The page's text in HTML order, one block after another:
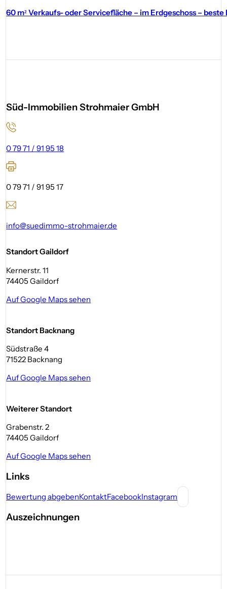
60 m² Verkaufs- oder Servicefläche – im Erdgeschoss –
Süd-Immobilien Strohmaier GmbH
0 79 71 / 91 95 18
0 79 71 / 91 95 17
info@suedimmo-strohmaier.de
Standort Gaildorf
Kernerstr. 11
74405 Gaildorf
Auf Google Maps sehen
Standort Backnang
Südstraße 4
71522 Backnang
Auf Google Maps sehen
Weiterer Standort
Grabenstr. 2
74405 Gaildorf
Auf Google Maps sehen
Links
Bewertung abgebenKontaktFacebookInstagram
Auszeichnungen